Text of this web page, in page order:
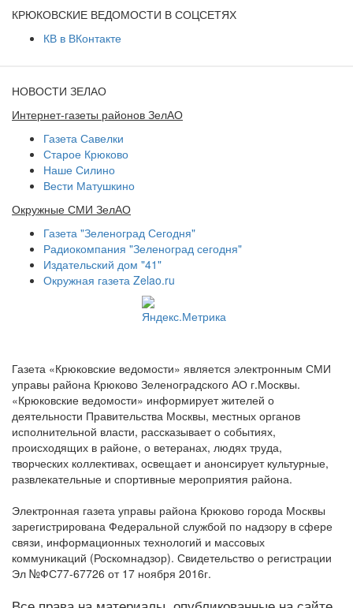
КРЮКОВСКИЕ ВЕДОМОСТИ В СОЦСЕТЯХ
КВ в ВКонтакте
НОВОСТИ ЗЕЛАО
Интернет-газеты районов ЗелАО
Газета Савелки
Старое Крюково
Наше Силино
Вести Матушкино
Окружные СМИ ЗелАО
Газета "Зеленоград Сегодня"
Радиокомпания "Зеленоград сегодня"
Издательский дом "41"
Окружная газета Zelao.ru
Газета «Крюковские ведомости» является электронным СМИ
управы района Крюково Зеленоградского АО г.Москвы.
«Крюковские ведомости» информирует жителей о
деятельности Правительства Москвы, местных органов
исполнительной власти, рассказывает о событиях,
происходящих в районе, о ветеранах, людях труда,
творческих коллективах, освещает и анонсирует культурные,
развлекательные и спортивные мероприятия района.
Электронная газета управы района Крюково города Москвы
зарегистрирована Федеральной службой по надзору в сфере
связи, информационных технологий и массовых
коммуникаций (Роскомнадзор). Свидетельство о регистрации
Эл №ФС77-67726 от 17 ноября 2016г.